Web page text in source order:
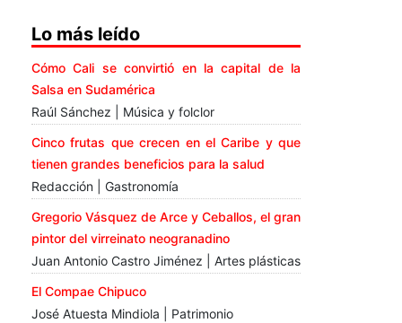
Lo más leído
Cómo Cali se convirtió en la capital de la
Salsa en Sudamérica
Raúl Sánchez | Música y folclor
Cinco frutas que crecen en el Caribe y que
tienen grandes beneficios para la salud
Redacción | Gastronomía
Gregorio Vásquez de Arce y Ceballos, el gran
pintor del virreinato neogranadino
Juan Antonio Castro Jiménez | Artes plásticas
El Compae Chipuco
José Atuesta Mindiola | Patrimonio